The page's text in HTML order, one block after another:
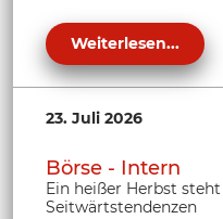
Weiterlesen...
23. Juli 2026
Börse - Intern
Ein heißer Herbst
Seitwärtstendenzen